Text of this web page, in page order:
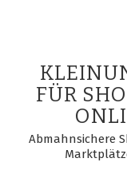
FÜR
Abmahnsichere